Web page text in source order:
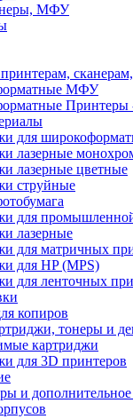
МФУ
МФУ
Принтеры
для
лазерные
лазерные цветные
струйные
для
лазерные
для матричных
для HP (MPS)
для ленточных
копиров
тонеры и
картриджи
для 3D принтеров
и